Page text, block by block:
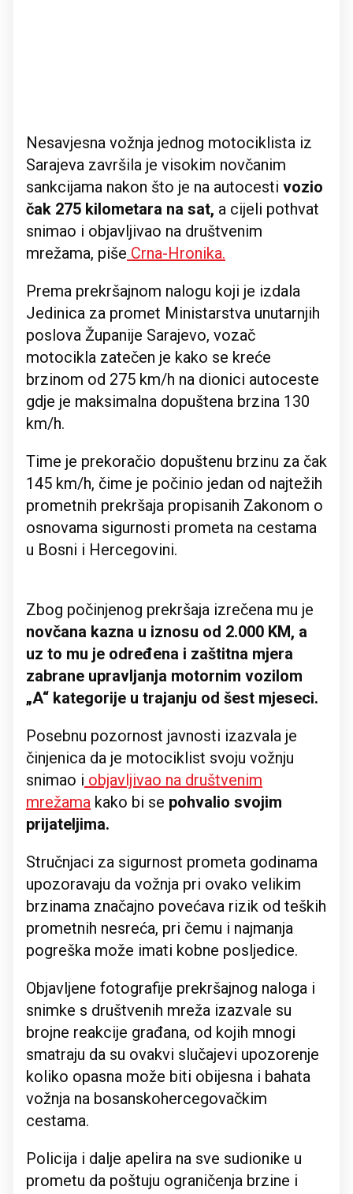
Nesavjesna vožnja jednog motociklista iz
Sarajeva završila je visokim novčanim
sankcijama nakon što je na autocesti vozio
čak 275 kilometara na sat, a cijeli pothvat
snimao i objavljivao na društvenim
mrežama, piše Crna-Hronika.
Prema prekršajnom nalogu koji je izdala
Jedinica za promet Ministarstva unutarnjih
poslova Županije Sarajevo, vozač
motocikla zatečen je kako se kreće
brzinom od 275 km/h na dionici autoceste
gdje je maksimalna dopuštena brzina 130
km/h.
Time je prekoračio dopuštenu brzinu za čak
145 km/h, čime je počinio jedan od najtežih
prometnih prekršaja propisanih Zakonom o
osnovama sigurnosti prometa na cestama
u Bosni i Hercegovini.
Zbog počinjenog prekršaja izrečena mu je
novčana kazna u iznosu od 2.000 KM, a
uz to mu je određena i zaštitna mjera
zabrane upravljanja motornim vozilom
„A“ kategorije u trajanju od šest mjeseci.
Posebnu pozornost javnosti izazvala je
činjenica da je motociklist svoju vožnju
snimao i objavljivao na društvenim
mrežama kako bi se pohvalio svojim
prijateljima.
Stručnjaci za sigurnost prometa godinama
upozoravaju da vožnja pri ovako velikim
brzinama značajno povećava rizik od teških
prometnih nesreća, pri čemu i najmanja
pogreška može imati kobne posljedice.
Objavljene fotografije prekršajnog naloga i
snimke s društvenih mreža izazvale su
brojne reakcije građana, od kojih mnogi
smatraju da su ovakvi slučajevi upozorenje
koliko opasna može biti obijesna i bahata
vožnja na bosanskohercegovačkim
cestama.
Policija i dalje apelira na sve sudionike u
prometu da poštuju ograničenja brzine i